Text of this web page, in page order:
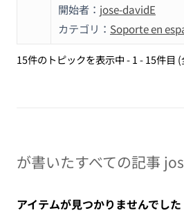
開始者： jose-davidE
カテゴリ： Soporte en
15件のトピックを表示中 - 1 - 15件目
が書いたすべての記事
アイテムが見つかりませんでした